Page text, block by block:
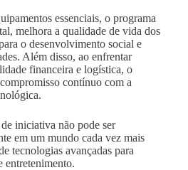
essenciais, o programa
melhora a qualidade de vida dos
o desenvolvimento social e
Além disso, ao enfrentar
financeira e logística, o
contínuo com a
iniciativa não pode ser
em um mundo cada vez mais
tecnologias avançadas para
entretenimento.